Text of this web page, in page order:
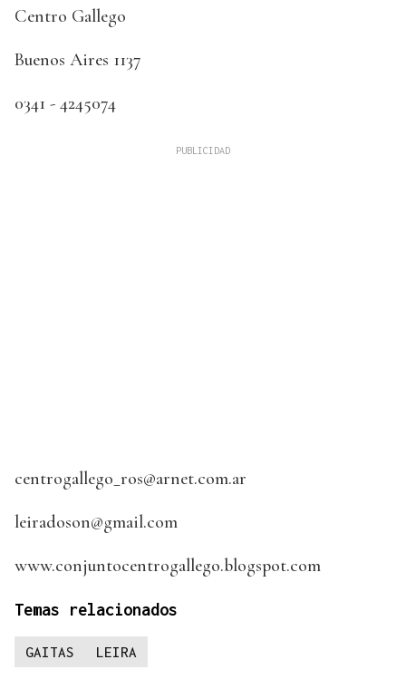
Centro Gallego
Buenos Aires 1137
0341 - 4245074
centrogallego_ros@arnet.com.ar
leiradoson@gmail.com
www.conjuntocentrogallego.blogspot.com
Temas relacionados
GAITAS LEIRA